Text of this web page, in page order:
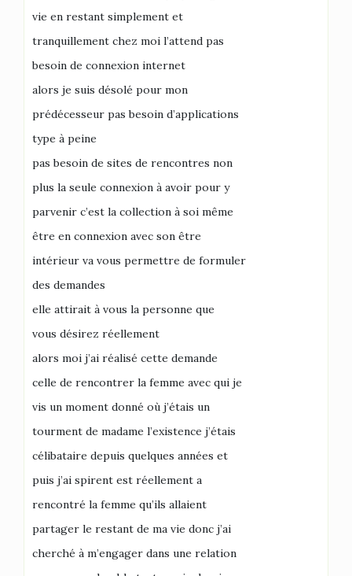
vie en restant simplement et
tranquillement chez moi l’attend pas
besoin de connexion internet
alors je suis désolé pour mon
prédécesseur pas besoin d’applications
type à peine
pas besoin de sites de rencontres non
plus la seule connexion à avoir pour y
parvenir c’est la collection à soi même
être en connexion avec son être
intérieur va vous permettre de formuler
des demandes
elle attirait à vous la personne que
vous désirez réellement
alors moi j’ai réalisé cette demande
celle de rencontrer la femme avec qui je
vis un moment donné où j’étais un
tourment de madame l’existence j’étais
célibataire depuis quelques années et
puis j’ai spirent est réellement a
rencontré la femme qu’ils allaient
partager le restant de ma vie donc j’ai
cherché à m’engager dans une relation